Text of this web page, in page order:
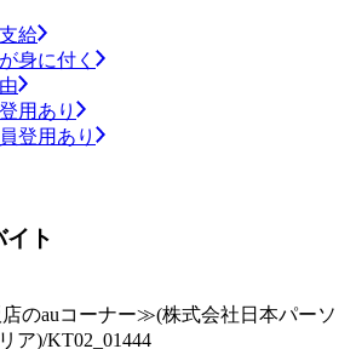
給
身に付く
用あり
登用あり
ト
のauコーナー≫(株式会社日本パーソ
ア)/KT02_01444